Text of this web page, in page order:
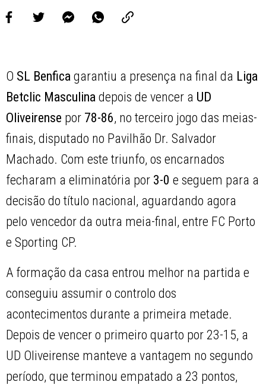
O SL Benfica garantiu a presença na final da Liga
Betclic Masculina depois de vencer a UD
Oliveirense por 78-86, no terceiro jogo das meias-
finais, disputado no Pavilhão Dr. Salvador
Machado. Com este triunfo, os encarnados
fecharam a eliminatória por 3-0 e seguem para a
decisão do título nacional, aguardando agora
pelo vencedor da outra meia-final, entre FC Porto
e Sporting CP.
A formação da casa entrou melhor na partida e
conseguiu assumir o controlo dos
acontecimentos durante a primeira metade.
Depois de vencer o primeiro quarto por 23-15, a
UD Oliveirense manteve a vantagem no segundo
período, que terminou empatado a 23 pontos,